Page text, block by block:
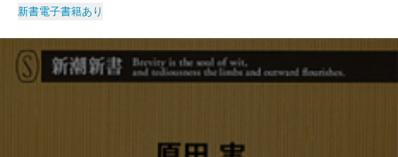
新書電子書籍あり